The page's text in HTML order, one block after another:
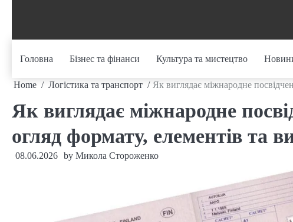
Головна Бізнес та фінанси Культура та мистецтво
Home Логістика та транспорт Як виглядає міжнародне
Як виглядає міжнародне
огляд формату, елементів та
08.06.2026 by Микола Стороженко